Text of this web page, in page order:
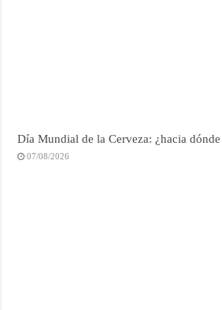
Día Mundial de la Cerveza: ¿hacia
07/08/2026